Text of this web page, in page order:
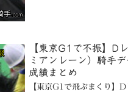
【東京G1で不振】D
ミアンレーン）騎手
成績まとめ
【東京G1で飛ぶまくり】D